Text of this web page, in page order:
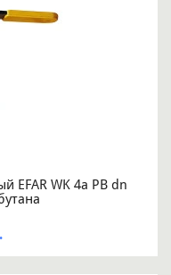
WK 4a PB dn